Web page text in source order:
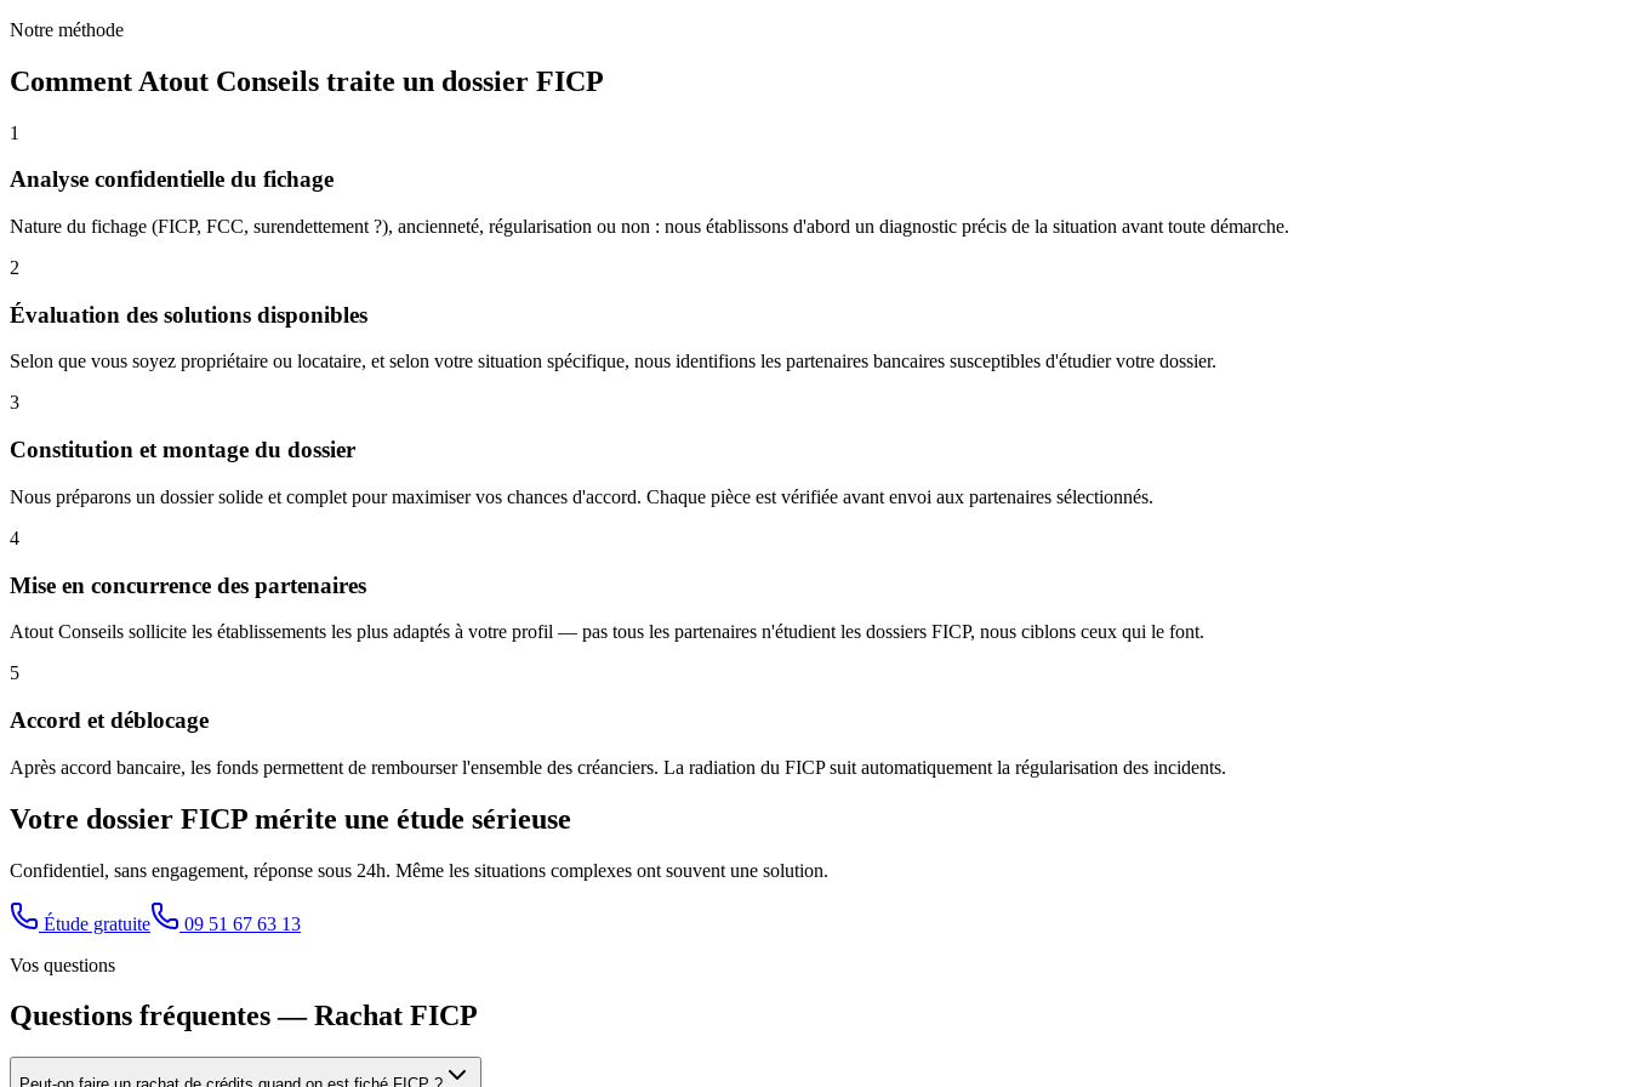
Notre méthode
Comment Atout Conseils traite un dossier FICP
1
Analyse confidentielle du fichage
Nature du fichage (FICP, FCC, surendettement ?), ancienneté, régularisation ou non : nous établissons d'abord un diagnostic précis de la situation avant toute démarche.
2
Évaluation des solutions disponibles
Selon que vous soyez propriétaire ou locataire, et selon votre situation spécifique, nous identifions les partenaires bancaires susceptibles d'étudier votre dossier.
3
Constitution et montage du dossier
Nous préparons un dossier solide et complet pour maximiser vos chances d'accord. Chaque pièce est vérifiée avant envoi aux partenaires sélectionnés.
4
Mise en concurrence des partenaires
Atout Conseils sollicite les établissements les plus adaptés à votre profil — pas tous les partenaires n'étudient les dossiers FICP, nous ciblons ceux qui le font.
5
Accord et déblocage
Après accord bancaire, les fonds permettent de rembourser l'ensemble des créanciers. La radiation du FICP suit automatiquement la régularisation des incidents.
Votre dossier FICP mérite une étude sérieuse
Confidentiel, sans engagement, réponse sous 24h. Même les situations complexes ont souvent une solution.
Étude gratuite
09 51 67 63 13
Vos questions
Questions fréquentes — Rachat FICP